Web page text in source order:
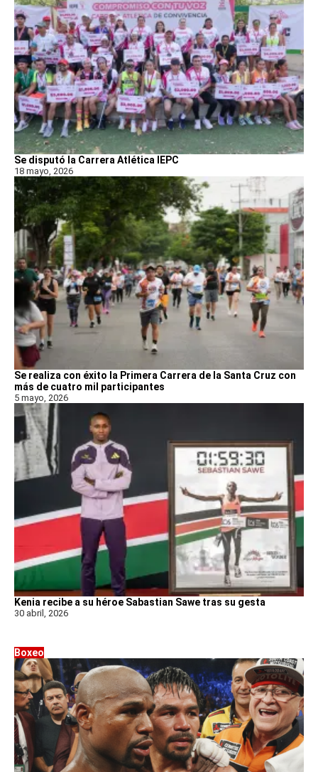
Se disputó la Carrera Atlética IEPC
18 mayo, 2026
Se realiza con éxito la Primera Carrera de la Santa Cruz con
más de cuatro mil participantes
5 mayo, 2026
Kenia recibe a su héroe Sabastian Sawe tras su gesta
30 abril, 2026
Boxeo